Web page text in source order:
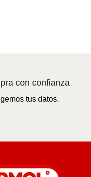
con confianza
tus datos.